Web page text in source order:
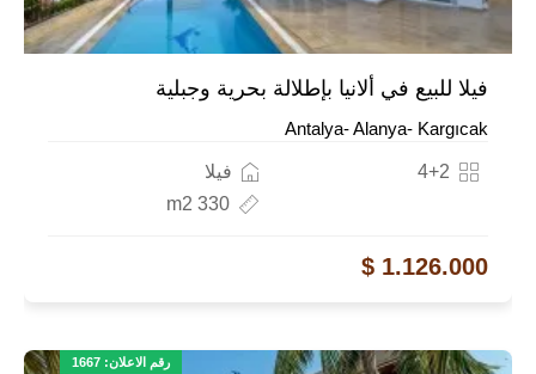
فيلا للبيع في ألانيا بإطلالة بحرية وجبلية
Antalya- Alanya- Kargıcak
فيلا
4+2
330 m2
1.126.000 $
رقم الاعلان: 1667